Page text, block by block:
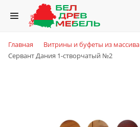
Главная
Витрины и буфеты из массива
Сервант Дания 1-створчатый №2